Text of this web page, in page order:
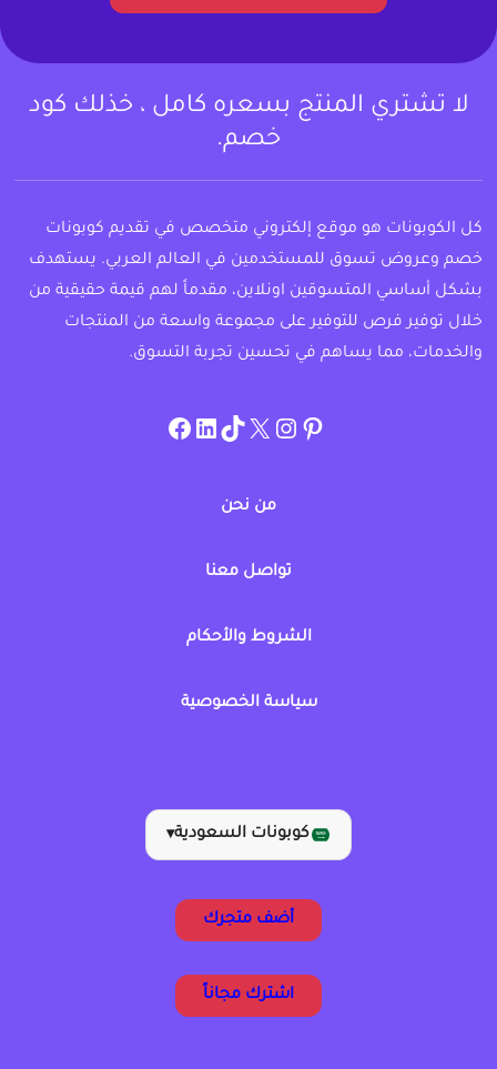
لا تشتري المنتج بسعره كامل ، خذلك كود
خصم.
كل الكوبونات هو موقع إلكتروني متخصص في تقديم كوبونات
خصم وعروض تسوق للمستخدمين في العالم العربي. يستهدف
بشكل أساسي المتسوقين اونلاين، مقدماً لهم قيمة حقيقية من
خلال توفير فرص للتوفير على مجموعة واسعة من المنتجات
والخدمات، مما يساهم في تحسين تجربة التسوق.
pinterest
allcouponat
twitter
TikTok
linkedin
facebook
من نحن
تواصل معنا
الشروط والأحكام
سياسة الخصوصية
كوبونات السعودية▾
أضف متجرك
اشترك مجاناً